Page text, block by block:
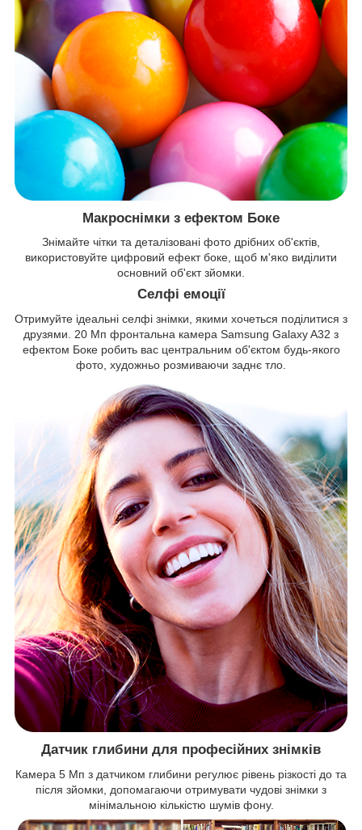
Макроснімки з ефектом Боке
Знімайте чітки та деталізовані фото дрібних об'єктів,
використовуйте цифровий ефект боке, щоб м'яко виділити
основний об'єкт зйомки.
Селфі емоції
Отримуйте ідеальні селфі знімки, якими хочеться поділитися з
друзями. 20 Мп фронтальна камера Samsung Galaxy A32 з
ефектом Боке робить вас центральним об'єктом будь-якого
фото, художньо розмиваючи заднє тло.
Датчик глибини для професійних знімків
Камера 5 Мп з датчиком глибини регулює рівень різкості до та
після зйомки, допомагаючи отримувати чудові знімки з
мінімальною кількістю шумів фону.